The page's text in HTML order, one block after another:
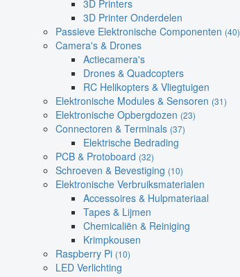
3D Printers
3D Printer Onderdelen
Passieve Elektronische Componenten (40)
Camera's & Drones
Actiecamera's
Drones & Quadcopters
RC Helikopters & Vliegtuigen
Elektronische Modules & Sensoren (31)
Elektronische Opbergdozen (23)
Connectoren & Terminals (37)
Elektrische Bedrading
PCB & Protoboard (32)
Schroeven & Bevestiging (10)
Elektronische Verbruiksmaterialen
Accessoires & Hulpmateriaal
Tapes & Lijmen
Chemicaliën & Reiniging
Krimpkousen
Raspberry Pi (10)
LED Verlichting